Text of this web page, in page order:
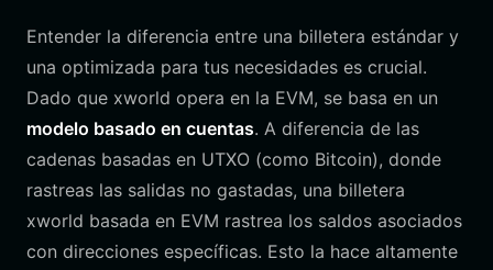
Entender la diferencia entre una billetera estándar y
una optimizada para tus necesidades es crucial.
Dado que xworld opera en la EVM, se basa en un
modelo basado en cuentas. A diferencia de las
cadenas basadas en UTXO (como Bitcoin), donde
rastreas las salidas no gastadas, una billetera
xworld basada en EVM rastrea los saldos asociados
con direcciones específicas. Esto la hace altamente